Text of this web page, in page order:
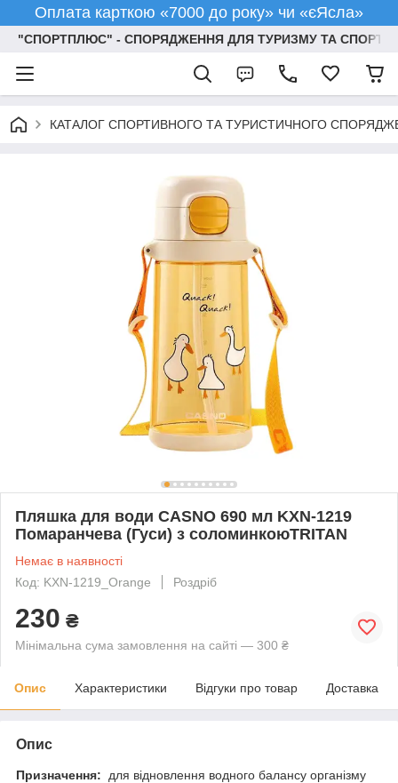
Оплата карткою «7000 до року» чи «єЯсла»
"СПОРТПЛЮС" - СПОРЯДЖЕННЯ ДЛЯ ТУРИЗМУ ТА СПОРТУ
КАТАЛОГ СПОРТИВНОГО ТА ТУРИСТИЧНОГО
Пляшка для води CASNO 690 мл KXN-1219
Помаранчева (Гуси) з соломинкоюTRITAN
Немає в наявності
Код: KXN-1219_Orange
Роздріб
230 ₴
Мінімальна сума замовлення на сайті — 300 ₴
Опис Характеристики Відгуки про товар Доставка
Опис
Призначення: для відновлення водного балансу організму